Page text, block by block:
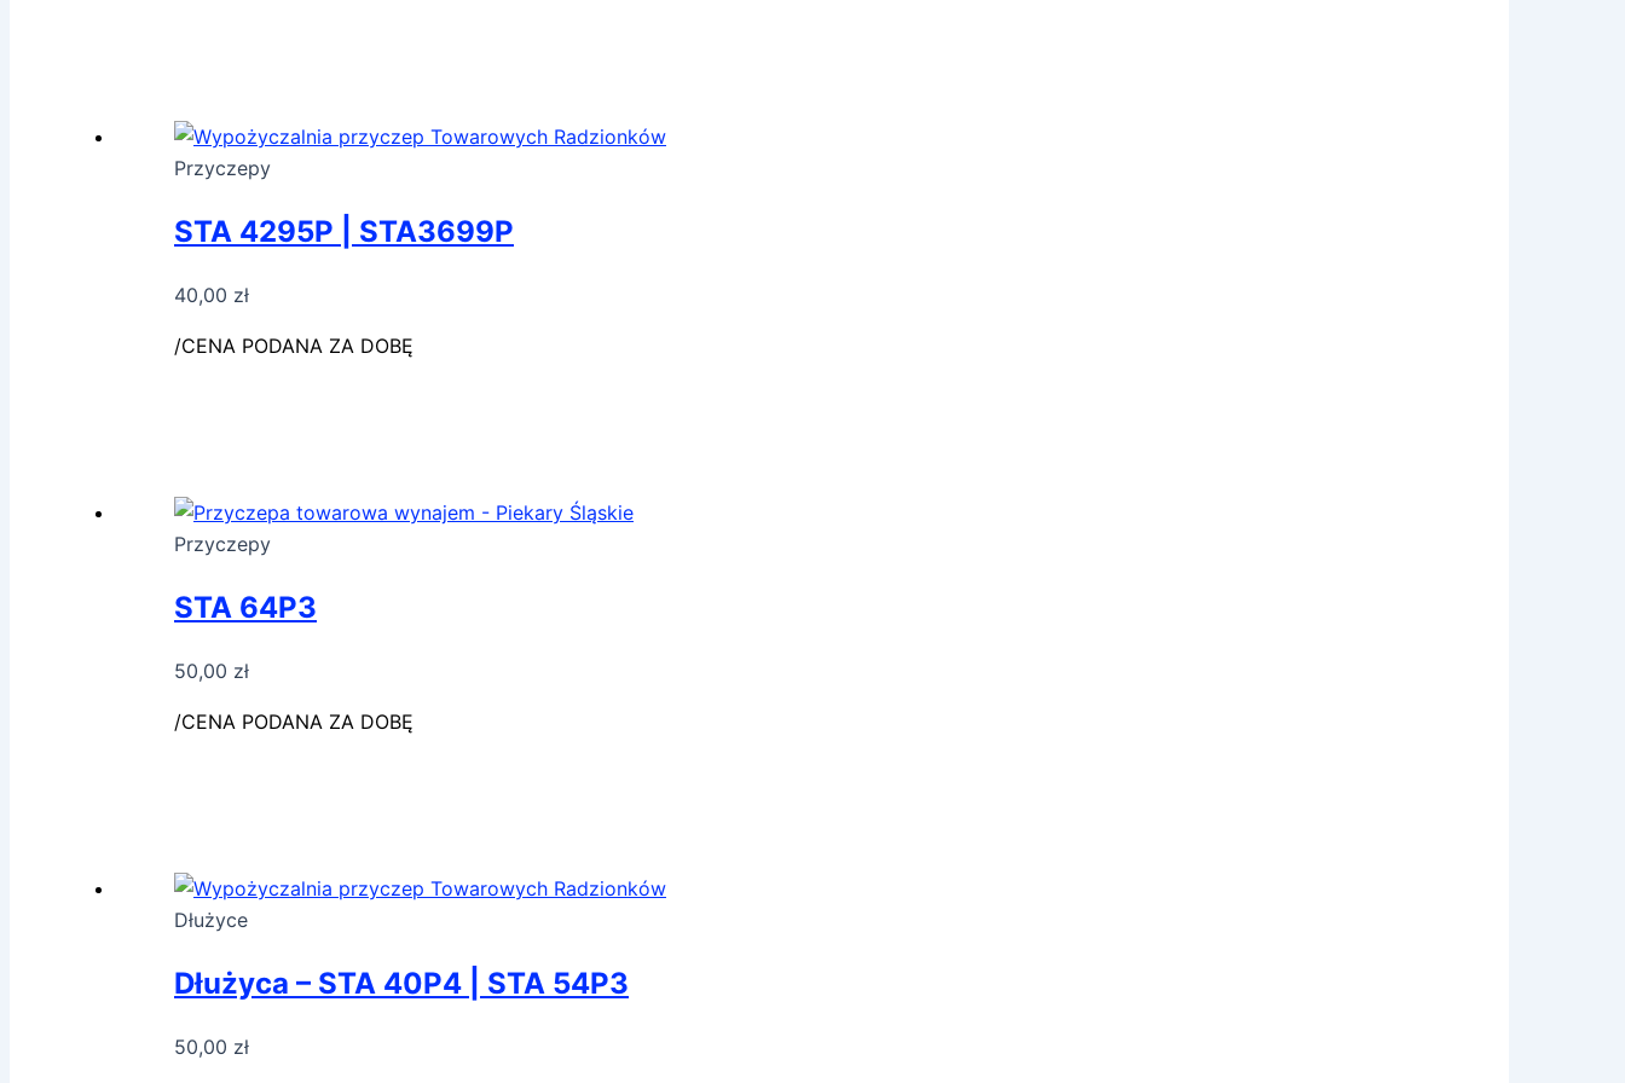
Przyczepy
STA 4295P | STA3699P
40,00 zł
/CENA PODANA ZA DOBĘ
Przyczepy
STA 64P3
50,00 zł
/CENA PODANA ZA DOBĘ
Dłużyce
Dłużyca – STA 40P4 | STA 54P3
50,00 zł